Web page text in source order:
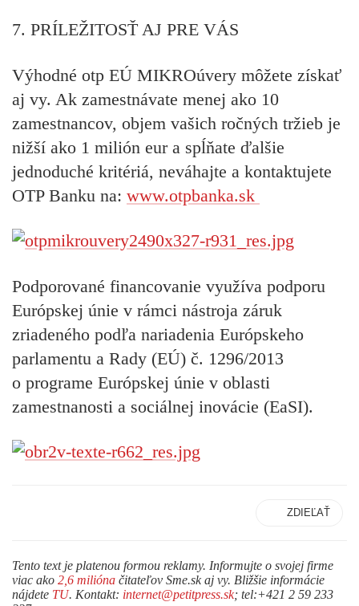
7. PRÍLEŽITOSŤ AJ PRE VÁS
Výhodné otp EÚ MIKROúvery môžete získať
aj vy. Ak zamestnávate menej ako 10
zamestnancov, objem vašich ročných tržieb je
nižší ako 1 milión eur a spĺňate ďalšie
jednoduché kritériá, neváhajte a kontaktujete
OTP Banku na: www.otpbanka.sk
Podporované financovanie využíva podporu
Európskej únie v rámci nástroja záruk
zriadeného podľa nariadenia Európskeho
parlamentu a Rady (EÚ) č. 1296/2013
o programe Európskej únie v oblasti
zamestnanosti a sociálnej inovácie (EaSI).
ZDIEĽAŤ
Tento text je platenou formou reklamy. Informujte o svojej firme
viac ako 2,6 milióna čitateľov Sme.sk aj vy. Bližšie informácie
nájdete TU. Kontakt: internet@petitpress.sk; tel:+421 2 59 233